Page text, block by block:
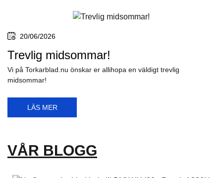
20/06/2026
Trevlig midsommar!
Vi på Torkarblad.nu önskar er allihopa en väldigt trevlig
midsommar!
LÄS MER
VÅR BLOGG